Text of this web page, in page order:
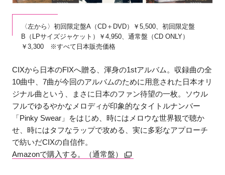
〈左から〉初回限定盤A（CD＋DVD）￥5,500、初回限定盤
B（LPサイズジャケット）￥4,950、通常盤（CD ONLY）
￥3,300 ※すべて日本販売価格
CIXから日本のFIXへ贈る、渾身の1stアルバム。収録曲の全
10曲中、7曲が今回のアルバムのために用意された日本オリ
ジナル曲という、まさに日本のファン待望の一枚。ソウル
フルでゆるやかなメロディが印象的なタイトルナンバー
「Pinky Swear」をはじめ、時にはメロウな世界観で聴か
せ、時にはタフなラップで攻める、実に多彩なアプローチ
で紡いだCIXの自信作。
Amazonで購入する。（通常盤）